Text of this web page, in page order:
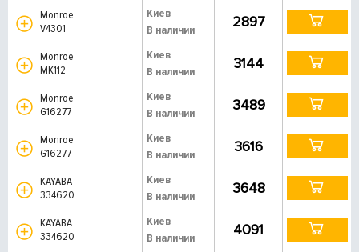
Monroe
V4301
Киев
В наличии
2897
Monroe
MK112
Киев
В наличии
3144
Monroe
G16277
Киев
В наличии
3489
Monroe
G16277
Киев
В наличии
3616
KAYABA
334620
Киев
В наличии
3648
KAYABA
334620
Киев
В наличии
4091